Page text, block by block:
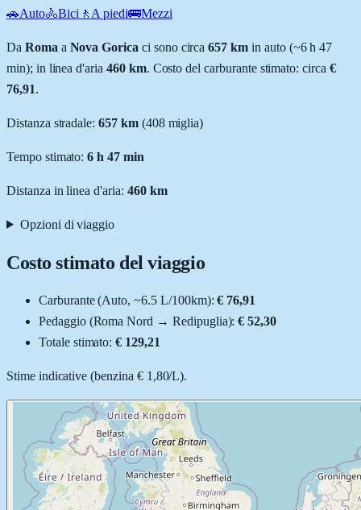
🚗Auto🚴Bici 🚶 A piedi🚌Mezzi
Da Roma a Nova Gorica ci sono circa 657 km in auto (~6 h 47
min); in linea d'aria 460km. Costo del carburante stimato: circa €
76,91.
Distanza stradale:657km (408miglia)
Tempo stimato:6 h 47 min
Distanza in linea d'aria: 460km
Opzioni di viaggio
Costo stimato del viaggio
Carburante (Auto, ~6.5 L/100km): € 76,91
Pedaggio (Roma Nord → Redipuglia): € 52,30
Totale stimato:€ 129,21
Stime indicative (benzina € 1,80/L).